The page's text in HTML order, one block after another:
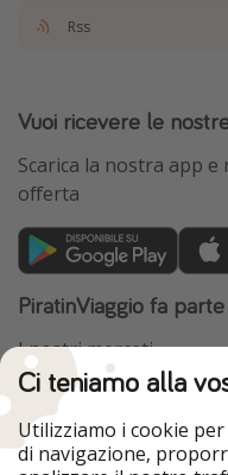
Rss
Vuoi ricevere le
Scarica la nostra app
offerta
PiratinViaggio fa
I nostri mercati
HolidayPirates
WakacyjniPiraci
Ferienpiraten
Urlaubspiraten
Ci teniamo alla
Utilizziamo i cookie
di navigazione,